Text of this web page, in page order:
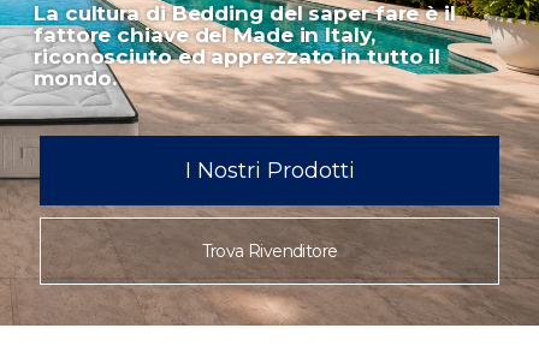
La cultura di Bedding del saper fare è il
fattore chiave del Made in Italy,
riconosciuto ed apprezzato in tutto il
mondo.
I Nostri Prodotti
Trova Rivenditore